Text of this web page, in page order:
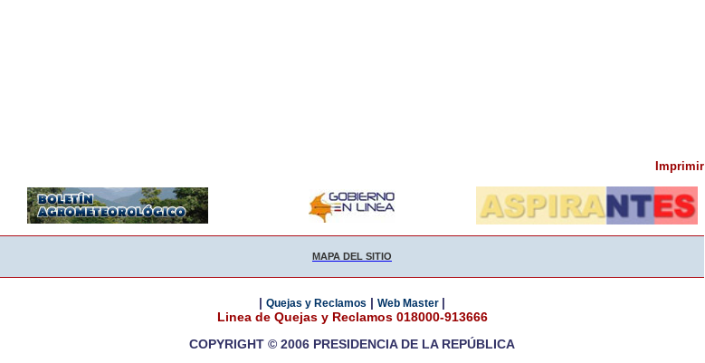
Imprimir
MAPA DEL SITIO
| Quejas y Reclamos | Web Master |
Linea de Quejas y Reclamos 018000-913666
COPYRIGHT © 2006 PRESIDENCIA DE LA REPÚBLICA